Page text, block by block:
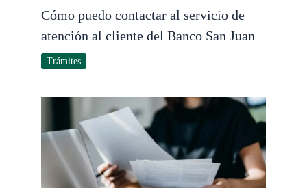
Cómo puedo contactar al servicio de
atención al cliente del Banco San Juan
Trámites